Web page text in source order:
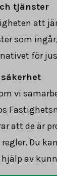
tjänster
att
som
för
vi
att de är
Du
av